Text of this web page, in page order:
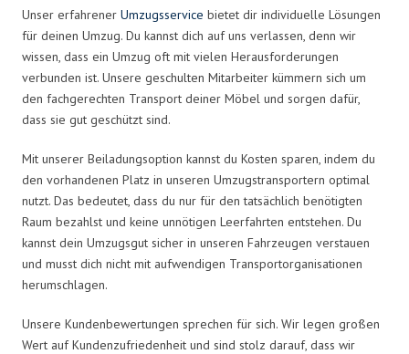
Unser erfahrener Umzugsservice bietet dir individuelle Lösungen
für deinen Umzug. Du kannst dich auf uns verlassen, denn wir
wissen, dass ein Umzug oft mit vielen Herausforderungen
verbunden ist. Unsere geschulten Mitarbeiter kümmern sich um
den fachgerechten Transport deiner Möbel und sorgen dafür,
dass sie gut geschützt sind.
Mit unserer Beiladungsoption kannst du Kosten sparen, indem du
den vorhandenen Platz in unseren Umzugstransportern optimal
nutzt. Das bedeutet, dass du nur für den tatsächlich benötigten
Raum bezahlst und keine unnötigen Leerfahrten entstehen. Du
kannst dein Umzugsgut sicher in unseren Fahrzeugen verstauen
und musst dich nicht mit aufwendigen Transportorganisationen
herumschlagen.
Unsere Kundenbewertungen sprechen für sich. Wir legen großen
Wert auf Kundenzufriedenheit und sind stolz darauf, dass wir